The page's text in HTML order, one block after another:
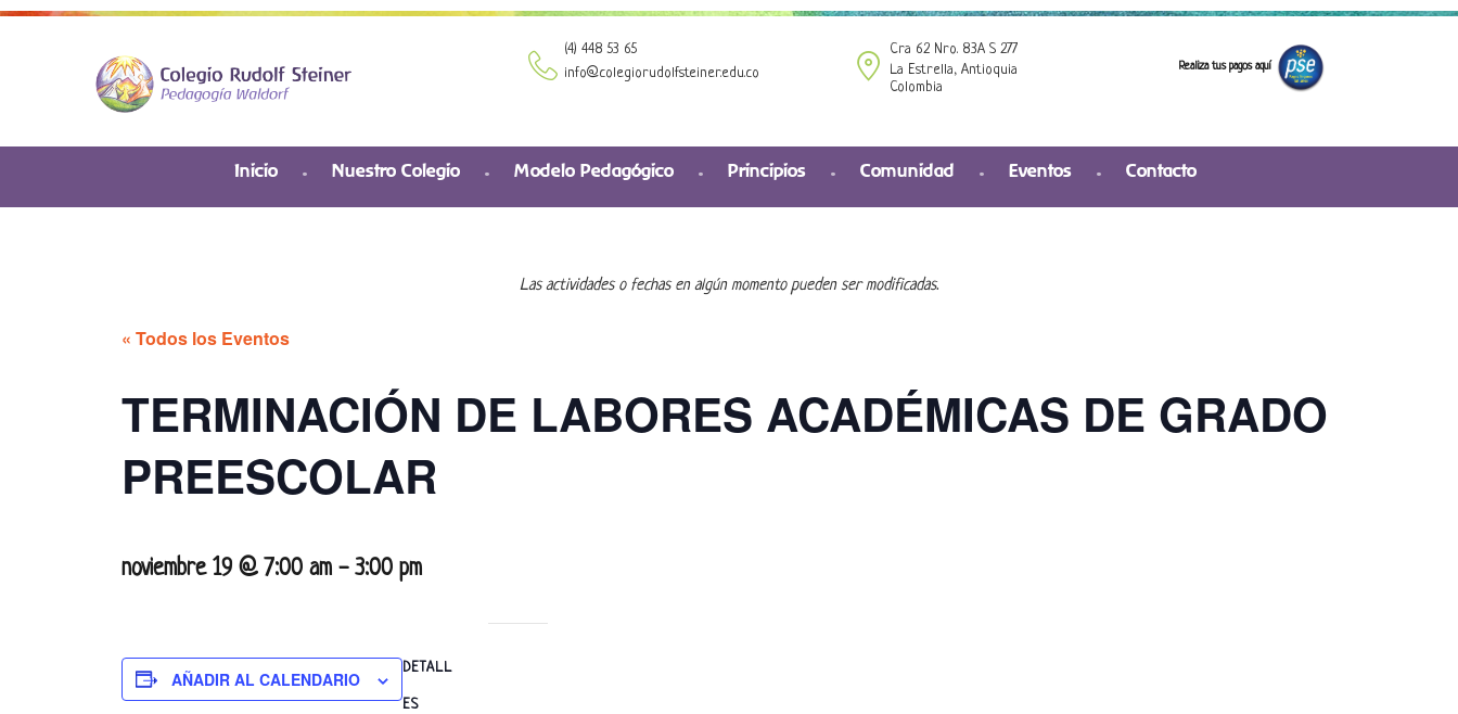
(4) 448 53 65
info@colegiorudolfsteiner.edu.co
Cra 62 Nro. 83A S 277
La Estrella, Antioquia
Colombia
Realiza tus pagos aquí
Inicio Nuestro Colegio Modelo Pedagógico Principios Comunidad Eventos Contacto
Las actividades o fechas en algún momento pueden ser modificadas.
« Todos los Eventos
TERMINACIÓN DE LABORES ACADÉMICAS DE GRADO
PREESCOLAR
noviembre 19 @ 7:00 am - 3:00 pm
AÑADIR AL CALENDARIO
DETALL
ES